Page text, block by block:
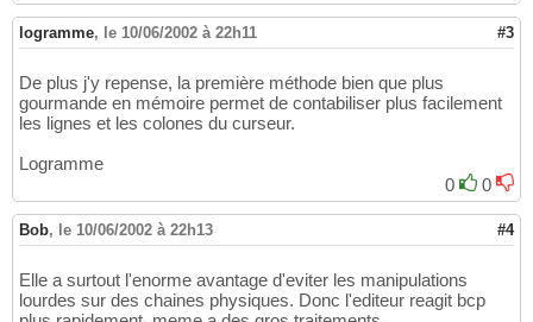
logramme, le 10/06/2002 à 22h11 #3
De plus j'y repense, la première méthode bien que plus
gourmande en mémoire permet de contabiliser plus facilement
les lignes et les colones du curseur.
Logramme
0
0
Bob, le 10/06/2002 à 22h13 #4
Elle a surtout l'enorme avantage d'eviter les manipulations
lourdes sur des chaines physiques. Donc l'editeur reagit bcp